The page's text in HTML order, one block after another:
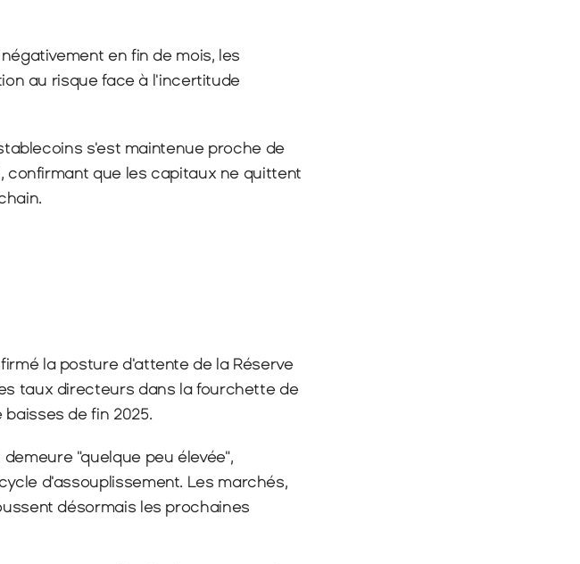
en fin de mois, les
au risque face à l'incertitude
s'est maintenue proche de
confirmant que les capitaux ne quittent
la posture d'attente de la Réserve
taux directeurs dans la fourchette de
de fin 2025.
"quelque peu élevée",
d'assouplissement. Les marchés,
désormais les prochaines